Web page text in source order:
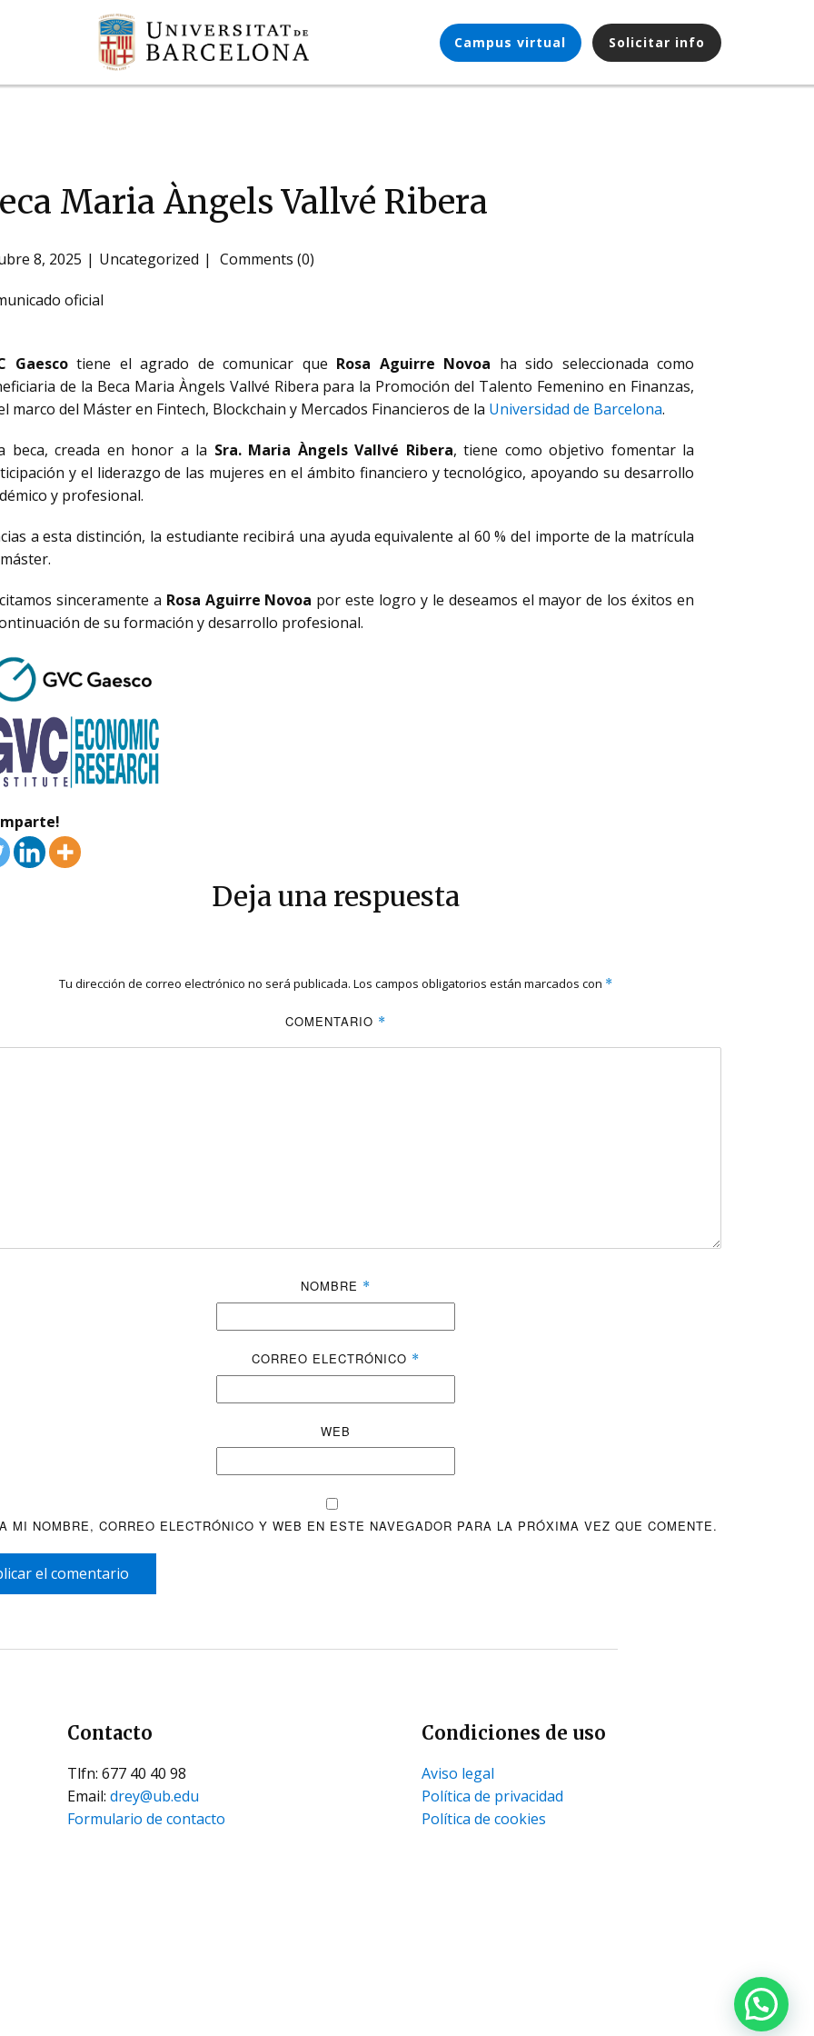
Solicitar info
Campus virtual
Maria Àngels Vallvé Ribera
8, 2025 Uncategorized Comments (0)
oficial
Gaescotiene el agrado de comunicar que Rosa Aguirre Novoa ha sido seleccionada como
de la Beca Maria Àngels Vallvé Ribera para la Promoción del Talento Femenino en Finanzas,
marco del Máster en Fintech, Blockchain y Mercados Financieros de la Universidad de Barcelona.
beca, creada en honor a la Sra. Maria Àngels Vallvé Ribera, tiene como objetivo fomentar la
y el liderazgo de las mujeres en el ámbito financiero y tecnológico, apoyando su desarrollo
y profesional.
a esta distinción, la estudiante recibirá una ayuda equivalente al 60 % del importe de la matrícula
sinceramente a Rosa Aguirre Novoa por este logro y le deseamos el mayor de los éxitos en
de su formación y desarrollo profesional.
Deja una respuesta
Tu dirección de correo electrónico no será publicada. Los campos obligatorios están marcados con *
COMENTARIO *
NOMBRE *
CORREO ELECTRÓNICO *
WEB
MI NOMBRE, CORREO ELECTRÓNICO Y WEB EN ESTE NAVEGADOR PARA LA PRÓXIMA VEZ QUE COMENTE.
el comentario
Contacto
Tlfn: 677 40 40 98
Email: drey@ub.edu
Formulario de contacto
Condiciones de uso
Aviso legal
Política de privacidad
Política de cookies